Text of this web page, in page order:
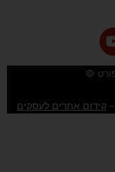
Y
o
u
t
b
e
©
קידום אתרים לעסקים